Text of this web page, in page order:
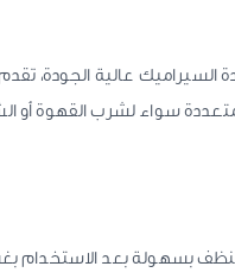
عالية الجودة، تقدم
سواء لشرب القهوة أو
بسهولة بعد الاستخدام